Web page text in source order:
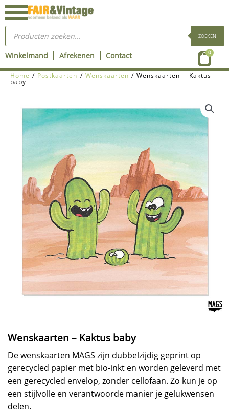
Ga
naar
inhoud
Producten
zoeken ZOEKEN
Winkelmand Afrekenen Contact 0
Home / Postkaarten / Wenskaarten / Wenskaarten – Kaktus
baby
Wenskaarten – Kaktus baby
De wenskaarten MAGS zijn dubbelzijdig geprint op
gerecycled papier met bio-inkt en worden geleverd met
een gerecycled envelop, zonder cellofaan. Zo kun je op
een stijlvolle en verantwoorde manier je gelukwensen
delen.